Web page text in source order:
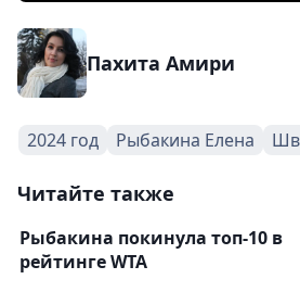
Пахита Амири
2024 год Рыбакина Елена
Читайте также
Рыбакина покинула топ-10 в
рейтинге WTA